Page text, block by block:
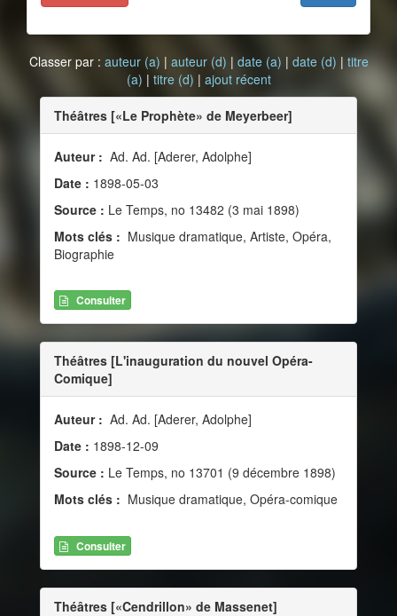
Classer par : auteur (a) | auteur (d) | date (a) | date (d) | titre
(a) | titre (d) | ajout récent
Théâtres [«Le Prophète» de Meyerbeer]
Auteur : Ad. Ad. [Aderer, Adolphe]
Date : 1898-05-03
Source : Le Temps, no 13482 (3 mai 1898)
Mots clés : Musique dramatique, Artiste, Opéra,
Biographie
Consulter
Théâtres [L'inauguration du nouvel Opéra-
Comique]
Auteur : Ad. Ad. [Aderer, Adolphe]
Date : 1898-12-09
Source : Le Temps, no 13701 (9 décembre 1898)
Mots clés : Musique dramatique, Opéra-comique
Consulter
Théâtres [«Cendrillon» de Massenet]